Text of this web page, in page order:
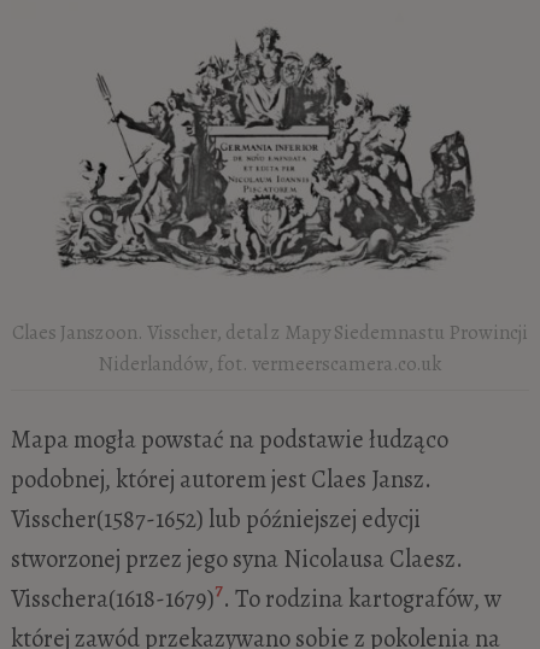
Claes Janszoon. Visscher, detal z Mapy Siedemnastu Prowincji
Niderlandów, fot. vermeerscamera.co.uk
Mapa mogła powstać na podstawie łudząco
podobnej, której autorem jest Claes Jansz.
Visscher(1587-1652) lub późniejszej edycji
stworzonej przez jego syna Nicolausa Claesz.
Visschera(1618-1679)7. To rodzina kartografów, w
której zawód przekazywano sobie z pokolenia na